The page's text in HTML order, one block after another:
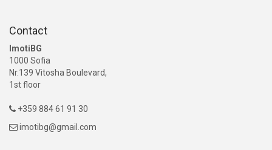
Contact
ImotiBG
1000 Sofia
Nr.139 Vitosha Boulevard,
1st floor
 +359 884 61 91 30
 imotibg@gmail.com